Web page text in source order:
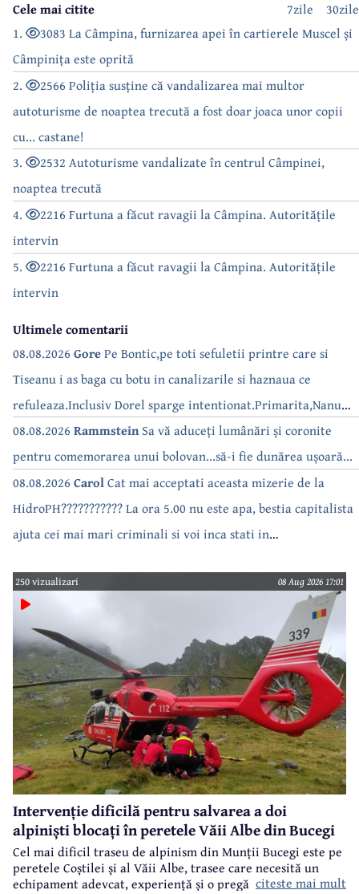
30zile
7zile
Cele mai citite
1.
3083 La Câmpina, furnizarea apei în cartierele Muscel și
Câmpinița este oprită
2.
2566 Poliția susține că vandalizarea mai multor
autoturisme de noaptea trecută a fost doar joaca unor copii
cu... castane!
3.
2532 Autoturisme vandalizate în centrul Câmpinei,
noaptea trecută
4.
2216 Furtuna a făcut ravagii la Câmpina. Autoritățile
intervin
5.
2216 Furtuna a făcut ravagii la Câmpina. Autoritățile
intervin
Ultimele comentarii
08.08.2026 GorePe Bontic,pe toti sefuletii printre care si
Tiseanu i as baga cu botu in canalizarile si haznaua ce
refuleaza.Inclusiv Dorel sparge intentionat.Primarita,Nanu
bea apa de la robinet.Asta as intreba o si pe Izabel Mitrea
08.08.2026 RammsteinSa vă aduceți lumânări și coronite
pentru comemorarea unui bolovan...să-i fie dunărea ușoară...
08.08.2026 CarolCat mai acceptati aceasta mizerie de la
HidroPH??????????? La ora 5.00 nu este apa, bestia capitalista
ajuta cei mai mari criminali si voi inca stati in
250 vizualizari 08 Aug 2026 17:01
Intervenție dificilă pentru salvarea a doi
alpiniști blocați în peretele Văii Albe din Bucegi
Cel mai dificil traseu de alpinism din Munții Bucegi este pe
peretele Coștilei și al Văii Albe, trasee care necesită un
echipament adevcat, experiență și o pregătire specifică.
citeste mai mult